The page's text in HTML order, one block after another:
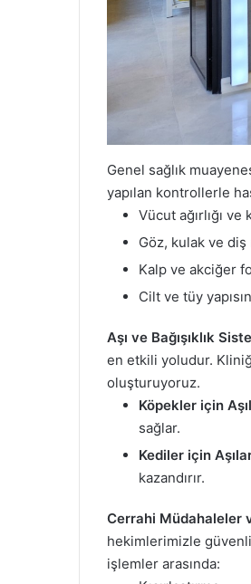
Genel sağlık
yapılan kontrollerle
Vücut ağırlığı
Göz, kulak ve
Kalp ve akciğer
Cilt ve tüy
Aşı ve Bağışıklık
en etkili yoludur.
oluşturuyoruz.
Köpekler için
sağlar.
Kediler için
kazandırır.
Cerrahi Müdahaleler
hekimlerimizle
işlemler arasında: